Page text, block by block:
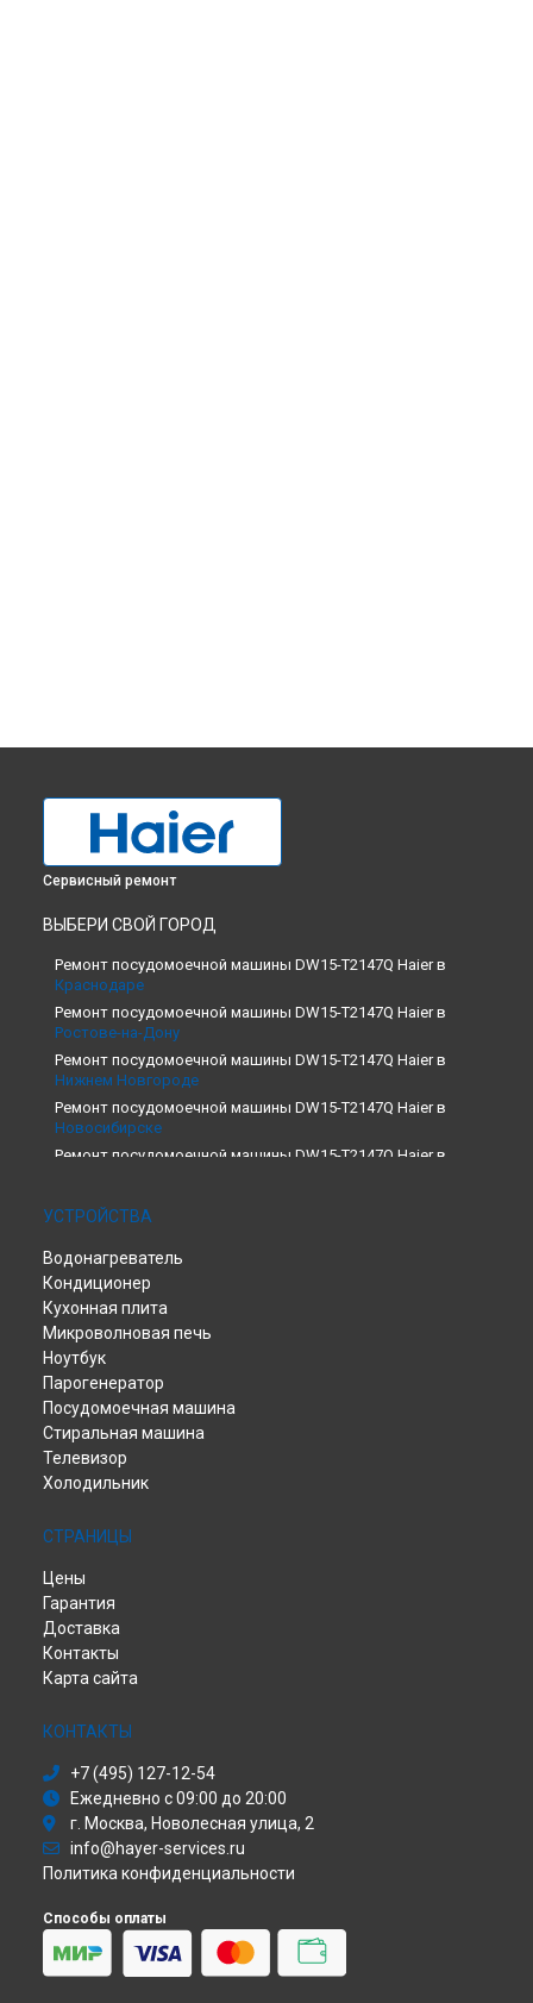
Сервисный ремонт
ВЫБЕРИ СВОЙ ГОРОД
Ремонт посудомоечной машины DW15-T2147Q Haier в
Краснодаре
Ремонт посудомоечной машины DW15-T2147Q Haier в
Ростове-на-Дону
Ремонт посудомоечной машины DW15-T2147Q Haier в
Нижнем Новгороде
Ремонт посудомоечной машины DW15-T2147Q Haier в
Новосибирске
Ремонт посудомоечной машины DW15-T2147Q Haier в
Ремонт посудомоечной машины DW15-T2147Q Haier в
Казани
Ремонт посудомоечной машины DW15-T2147Q Haier в
Санкт-Петербурге
УСТРОЙСТВА
Водонагреватель
Кондиционер
Кухонная плита
Микроволновая печь
Ноутбук
Парогенератор
Посудомоечная машина
Стиральная машина
Телевизор
Холодильник
СТРАНИЦЫ
Цены
Гарантия
Доставка
Контакты
Карта сайта
КОНТАКТЫ
+7 (495) 127-12-54
Ежедневно с 09:00 до 20:00
г. Москва, Новолесная улица, 2
info@hayer-services.ru
Политика конфиденциальности
Способы оплаты